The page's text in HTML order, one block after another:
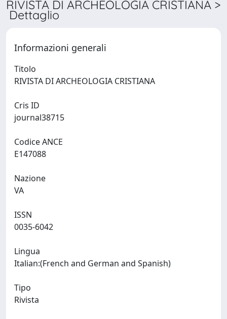
RIVISTA DI ARCHEOLOGIA CRISTIANA >
Dettaglio
Informazioni generali
Titolo
Cris ID
Codice ANCE
Nazione
ISSN
Lingua
Tipo
Rivista